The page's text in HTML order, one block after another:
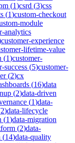
(1)csrd (3)css
(1)custom-checkout
module
analytics
customer-experience
lifetime-value
(1)customer-
success (5)customer-
(2)cx
(16)data
(2)data-driven
(1)data-
2)data-lifecycle
(1)data-migration
(2)data-
(14)data-quality